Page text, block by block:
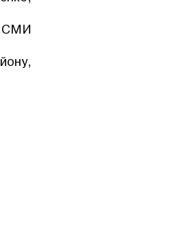
СМИ